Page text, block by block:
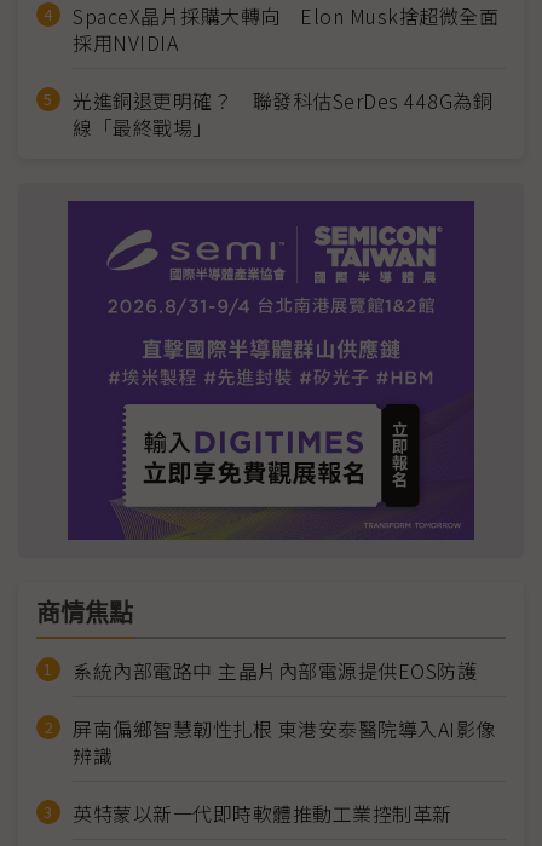
SpaceX晶片採購大轉向 Elon Musk捨超微全面
採用NVIDIA
光進銅退更明確？ 聯發科估SerDes 448G為銅
線「最終戰場」
商情焦點
系統內部電路中 主晶片內部電源提供EOS防護
屏南偏鄉智慧韌性扎根 東港安泰醫院導入AI影像
辨識
英特蒙以新一代即時軟體推動工業控制革新